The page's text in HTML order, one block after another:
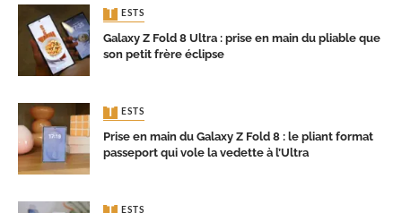
TESTS
Galaxy Z Fold 8 Ultra : prise en main du pliable que
son petit frère éclipse
TESTS
Prise en main du Galaxy Z Fold 8 : le pliant format
passeport qui vole la vedette à l’Ultra
TESTS